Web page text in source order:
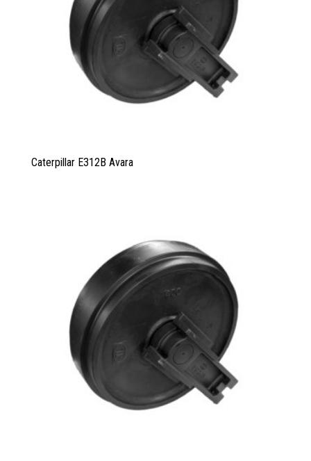
Caterpillar E312B Avara